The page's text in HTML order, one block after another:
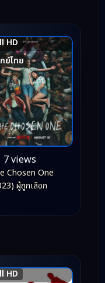
HD
ย์ไทย
7 views
Chosen One
ผู้ถูกเลือก
HD